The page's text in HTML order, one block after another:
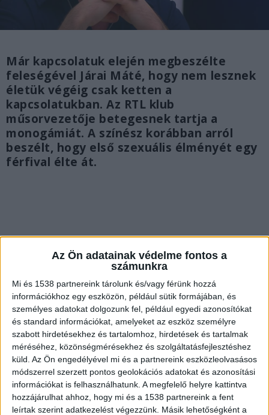
Az Ön adatainak védelme fontos a
számunkra
Mi és 1538 partnereink tárolunk és/vagy férünk hozzá
információkhoz egy eszközön, például sütik formájában, és
személyes adatokat dolgozunk fel, például egyedi azonosítókat
és standard információkat, amelyeket az eszköz személyre
szabott hirdetésekhez és tartalomhoz, hirdetések és tartalmak
méréséhez, közönségmérésekhez és szolgáltatásfejlesztéshez
küld. Az Ön engedélyével mi és a partnereink eszközleolvasásos
módszerrel szerzett pontos geolokációs adatokat és azonosítási
információkat is felhasználhatunk. A megfelelő helyre kattintva
hozzájárulhat ahhoz, hogy mi és a 1538 partnereink a fent
leírtak szerint adatkezelést végezzünk. Másik lehetőségként a
Már kapcsolatuk elején megbeszélte
feleségével Járai Máté, hogy nem lesznek
életük végéig csak ketten a
kapcsolatukban. Az RTL klub
műsorvezetője betegesnek tartja a
monogámiát. A színész korábban arról
beszélt, hogy első szexuális élményét egy
férfival élte át.
Megcsalták egymást
Járai Máté volt az egyik vendég a YouTube-on
futó IstenEst legutóbbi adásában. A RTL klub